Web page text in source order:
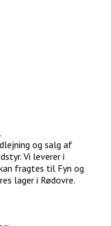
og salg af
Vi leverer i
fragtes til Fyn og
lager i Rødovre.